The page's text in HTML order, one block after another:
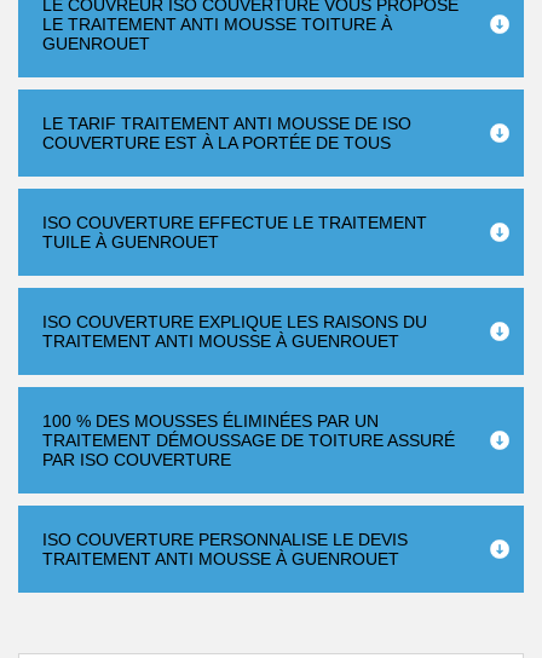
LE COUVREUR ISO COUVERTURE VOUS PROPOSE
LE TRAITEMENT ANTI MOUSSE TOITURE À
GUENROUET
LE TARIF TRAITEMENT ANTI MOUSSE DE ISO
COUVERTURE EST À LA PORTÉE DE TOUS
ISO COUVERTURE EFFECTUE LE TRAITEMENT
TUILE À GUENROUET
ISO COUVERTURE EXPLIQUE LES RAISONS DU
TRAITEMENT ANTI MOUSSE À GUENROUET
100 % DES MOUSSES ÉLIMINÉES PAR UN
TRAITEMENT DÉMOUSSAGE DE TOITURE ASSURÉ
PAR ISO COUVERTURE
ISO COUVERTURE PERSONNALISE LE DEVIS
TRAITEMENT ANTI MOUSSE À GUENROUET